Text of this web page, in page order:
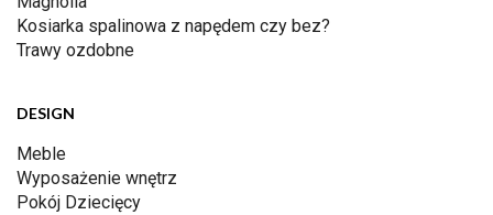
Kosiarka spalinowa z napędem czy bez?
Trawy ozdobne
DESIGN
Meble
Wyposażenie wnętrz
Pokój Dziecięcy